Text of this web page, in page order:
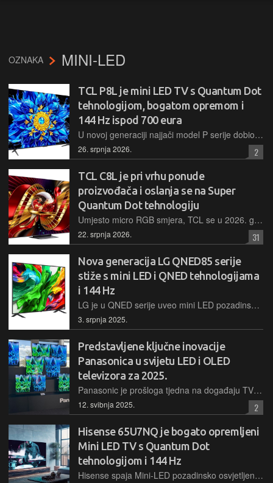
OZNAKA MINI-LED
TCL P8L je mini LED TV s Quantum Dot
tehnologijom, bogatom opremom i
144 Hz ispod 700 eura
U novoj generaciji najjači model P serije dobio je mini LED pozadinsko osvjetljenje, zadržao Quantum Dot sloj, a tu su još bogata oprema, HDR podrška i gaming mogućnosti uz 144 Hz te vrlo konkurentnu cijenu
26. srpnja 2026. 2
TCL C8L je pri vrhu ponude
proizvođača i oslanja se na Super
Quantum Dot tehnologiju
Umjesto micro RGB smjera, TCL se u 2026. godini usmjerio više prema novoj SQD, odnosno Super Quantum Dot tehnologiji koji omogućuje visoku svjetlinu do 5000 cd/m2, bogatu reprodukciju boja uz pokrivanje 100% BT2020 spektra i precizne zone lokalnog zatamnjenja
22. srpnja 2026. 31
Nova generacija LG QNED85 serije
stiže s mini LED i QNED tehnologijama
i 144 Hz
LG je u QNED serije uveo mini LED pozadinsko osvjetljenje, nadogradio gaming mogućnosti, a televizor pokriva i 100% DCI-P3 spektra, ima visoku svjetlinu i napredni procesor koji odrađuje brojne AI nadogradnje
3. srpnja 2025.
Predstavljene ključne inovacije
Panasonica u svijetu LED i OLED
televizora za 2025.
Panasonic je prošloga tjedna na događaju TV Experience 2025 u Wiesbadenu predstavio svoju ponudu LED i OLED televizora za ovu godinu. Bili smo tamo kao jedini medij iz Hrvatske i popratili događaj
12. svibnja 2025. 2
Hisense 65U7NQ je bogato opremljeni
Mini LED TV s Quantum Dot
tehnologijom i 144 Hz
Hisense spaja Mini-LED pozadinsko osvjetljenje, Quantum Dot tehnologiju s 144-hercnim osvježavanjem, nadprosječnim audio sustavom te širokom podrškom za HDR i igranje – sve to u cjenovno povoljnom paketu